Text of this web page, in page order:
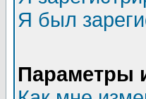
Я был
Параметры